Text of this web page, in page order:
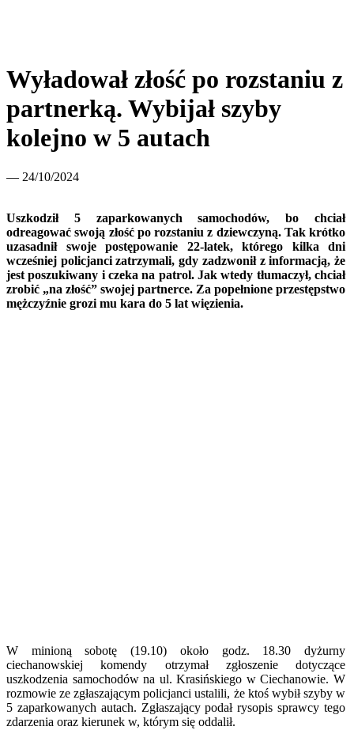
Wyładował złość po rozstaniu z
partnerką. Wybijał szyby
kolejno w 5 autach
— 24/10/2024
Uszkodził 5 zaparkowanych samochodów, bo chciał
odreagować swoją złość po rozstaniu z dziewczyną. Tak krótko
uzasadnił swoje postępowanie 22-latek, którego kilka dni
wcześniej policjanci zatrzymali, gdy zadzwonił z informacją, że
jest poszukiwany i czeka na patrol. Jak wtedy tłumaczył, chciał
zrobić „na złość” swojej partnerce. Za popełnione przestępstwo
mężczyźnie grozi mu kara do 5 lat więzienia.
W minioną sobotę (19.10) około godz. 18.30 dyżurny
ciechanowskiej komendy otrzymał zgłoszenie dotyczące
uszkodzenia samochodów na ul. Krasińskiego w Ciechanowie. W
rozmowie ze zgłaszającym policjanci ustalili, że ktoś wybił szyby w
5 zaparkowanych autach. Zgłaszający podał rysopis sprawcy tego
zdarzenia oraz kierunek w, którym się oddalił.